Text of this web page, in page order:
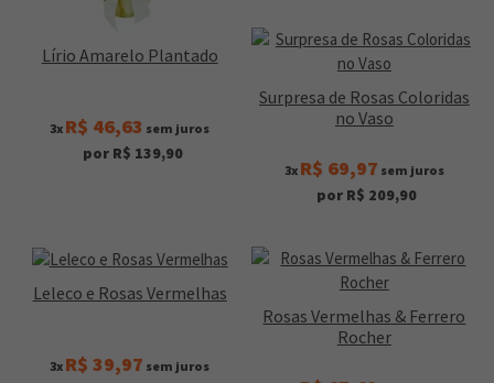
Lírio Amarelo Plantado
3x R$ 46,63 sem juros
por R$ 139,90
Surpresa de Rosas Coloridas
no Vaso
3x R$ 69,97 sem juros
por R$ 209,90
Leleco e Rosas Vermelhas
3x R$ 39,97 sem juros
Rosas Vermelhas & Ferrero
Rocher